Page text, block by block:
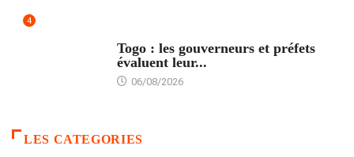
4
Togo : les gouverneurs et préfets
évaluent leur...
06/08/2026
LES CATEGORIES